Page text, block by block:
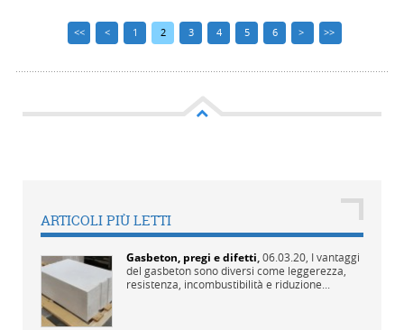
<< < 1 2 3 4 5 6 > >>
ARTICOLI PIÙ LETTI
Gasbeton, pregi e difetti,06.03.20, I vantaggi
del gasbeton sono diversi come leggerezza,
resistenza, incombustibilità e riduzione...